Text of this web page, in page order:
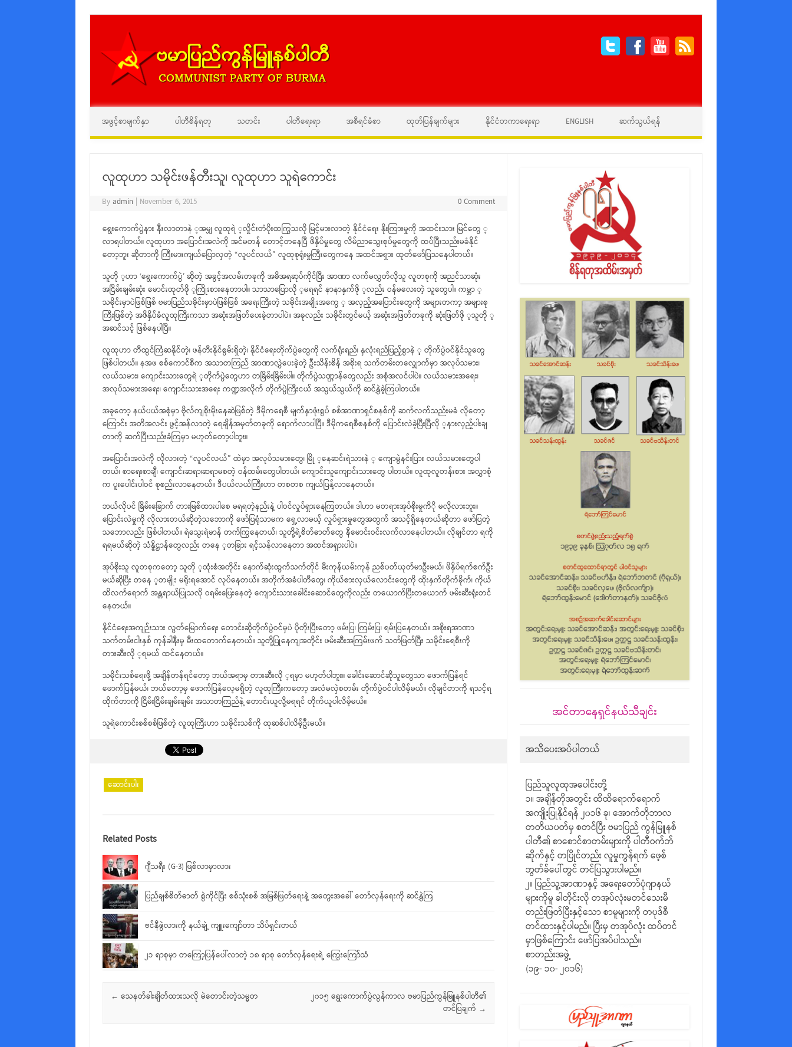
အဖွင့်စာမျက်နှာ ပါတီစိန်ရတု သတင်း ပါတီရေးရာ အစီရင်ခံစာ ထုတ်ပြန်ချက်များ နိုင်ငံတကာရေးရာ ENGLISH ဆက်သွယ်ရန်
လူထုဟာ သမိုင်းဖန်တီးသူ၊ လူထုဟာ သူရဲကောင်း
Byadmin November 6, 2015 0 Comment
ရွေးကောက်ပွဲနား နီးလာတာနဲ ့အမျှ လူထုရဲ ့လှိုင်းတံပိုးထကြွသလို မြင့်မားလာတဲ့ နိုင်ငံရေး နိုးကြားမှုကို အထင်းသား မြင်တွေ ့
လာရပါတယ်။ လူထုဟာ အပြောင်းအလဲကို အင်မတန် တောင့်တနေပြီ ဖိနှိပ်မှုတွေ လိမ်ညာသွေးစုပ်မှုတွေကို ထပ်ပြီးသည်းမခံနိုင်
တော့ဘူး ဆိုတာကို ကြီးမားကျယ်ပြောလှတဲ့ “လူပင်လယ်” လူထုစုရုံးမှုကြီးတွေကနေ အထင်အရှား ထုတ်ဖော်ပြသနေပါတယ်။
သူတို ့ဟာ ‘ရွေးကောက်ပွဲ’ ဆိုတဲ့ အခွင့်အလမ်းတခုကို အမိအရဆုပ်ကိုင်ပြီး အာဏာ လက်မလွှတ်လိုသူ လူတစုကို အညင်သာဆုံး
အငြိမ်းချမ်းဆုံး မောင်းထုတ်ဖို ့ကြိုးစားနေတာပါ။ သာသာပြောလို ့မရရင် နာနာနှက်ဖို ့လည်း ဝန်မလေးတဲ့ သူတွေပါ။ ကမ္ဘာ ့
သမိုင်းမှာပဲဖြစ်ဖြစ် ဗမာပြည်သမိုင်းမှာပဲဖြစ်ဖြစ် အရေးကြီးတဲ့ သမိုင်းအချိုးအကွေ ့ အလှည့်အပြောင်းတွေကို အများတကာ့ အများစု
ကြီးဖြစ်တဲ့ အဖိနှိပ်ခံလူထုကြီးကသာ အဆုံးအဖြတ်ပေးခဲ့တာပါပဲ။ အခုလည်း သမိုင်းတွင်မယ့် အဆုံးအဖြတ်တခုကို ဆုံးဖြတ်ဖို ့သူတို ့
အဆင်သင့် ဖြစ်နေပါပြီ။
လူထုဟာ တီထွင်ကြံဆနိုင်တဲ့၊ ဖန်တီးနိုင်စွမ်းရှိတဲ့၊ နိုင်ငံရေးတိုက်ပွဲတွေကို လက်ရုံးရည်၊ နှလုံးရည်ပြည့်စွာနဲ ့ တိုက်ပွဲဝင်နိုင်သူတွေ
ဖြစ်ပါတယ်။ နအဖ စစ်ကောင်စီက အသာတကြည် အာဏာလွှဲပေးခဲ့တဲ့ ဦးသိန်းစိန် အစိုးရ သက်တမ်းတလျှောက်မှာ အလုပ်သမား၊
လယ်သမား၊ ကျောင်းသားတွေရဲ ့တိုက်ပွဲတွေဟာ တခြိမ်းခြိမ်းပါ။ တိုက်ပွဲသဏ္ဌာန်တွေလည်း အစုံအလင်ပါပဲ။ လယ်သမားအရေး၊
အလုပ်သမားအရေး၊ ကျောင်းသားအရေး ကဏ္ဍအလိုက် တိုက်ပွဲကြီးငယ် အသွယ်သွယ်ကို ဆင်နွှဲခဲ့ကြပါတယ်။
အခုတော့ နယ်ပယ်အစုံမှာ ဗိုလ်ကျစိုးမိုးနေဆဲဖြစ်တဲ့ ဒီမိုကရေစီ မျက်နှာဖုံးစွပ် စစ်အာဏာရှင်စနစ်ကို ဆက်လက်သည်းမခံ လိုတော့
ကြောင်း အတိအလင်း ဖွင့်အန်လာတဲ့ ရေချိန်အမှတ်တခုကို ရောက်လာပါပြီ။ ဒီမိုကရေစီစနစ်ကို ပြောင်းလဲခဲ့ပြီးပြီလို ့နားလှည့်ပါးချ
တာကို ဆက်ပြီးသည်းခံကြမှာ မဟုတ်တော့ပါဘူး။
အပြောင်းအလဲကို လိုလားတဲ့ “လူပင်လယ်” ထဲမှာ အလုပ်သမားတွေ၊ မြို ့နေဆင်းရဲသားနဲ ့ ကျောမွဲနင်းပြား လယ်သမားတွေပါ
တယ်၊ စာရေးစာချီ၊ ကျောင်းဆရာ၊ဆရာမစတဲ့ ဝန်ထမ်းတွေပါတယ်၊ ကျောင်းသူကျောင်းသားတွေ ပါတယ်။ လူထုလူတန်းစား အလွှာစုံ
က ပူးပေါင်းပါဝင် စုစည်းလာနေတယ်။ ဒီပယ်လယ်ကြီးဟာ တစတစ ကျယ်ပြန့်လာနေတယ်။
ဘယ်လိုပင် ခြိမ်းခြောက် တားမြစ်ထားပါစေ မရရတဲ့နည်းနဲ့ ပါဝင်လှုပ်ရှားနေကြတယ်။ ဒါဟာ မတရားအုပ်စိုးမှုကိို မလိုလားဘူး။
ပြောင်းလဲမှုကို လိုလားတယ်ဆိုတဲ့သဘောကို ဖော်ပြရုံသာမက ရှေ့လာမယ့် လှုပ်ရှားမှုတွေအတွက် အသင့်ရှိနေတယ်ဆိုတာ ဖော်ပြတဲ့
သဘောလည်း ဖြစ်ပါတယ်။ ရဲသွေးရဲမာန် တက်ကြွနေတယ်၊ သူတို့ရဲ့စိတ်ဓာတ်တွေ နီမောင်းဝင်းလက်လာနေပါတယ်။ လိုချင်တာ ရကို
ရရမယ်ဆိုတဲ့ သံန္နိဌာန်တွေလည်း တနေ ့တခြား ရင့်သန်လာနေတာ အထင်အရှားပါပဲ။
အုပ်စိုးသူ လူတစုကတော့ သူတို ့ထုံးစံအတိုင်း နောက်ဆုံးထွက်သက်တိုင် မီးကုန်ယမ်းကုန် ညစ်ပတ်ယုတ်မာဦးမယ်၊ ဖိနှိပ်ရက်စက်ဦး
မယ်ဆိုပြီး တနေ ့တမျိုး မရိုးရအောင် လုပ်နေတယ်။ အတိုက်အခံပါတီတွေ၊ ကိုယ်စားလှယ်လောင်းတွေကို ထိုးနှက်တိုက်ခိုက်၊ ကိုယ်
ထိလက်ရောက် အန္တရာယ်ပြုသလို ဝရမ်းပြေးနေတဲ့ ကျောင်းသားခေါင်းဆောင်တွေကိုလည်း တယောက်ပြီးတယောက် ဖမ်းဆီးရုံးတင်
နေတယ်။
နိုင်ငံရေးအကျဉ်းသား လွတ်မြောက်ရေး တောင်းဆိုတိုက်ပွဲဝင်မှပဲ ပိုတိုးပြီးတော့ ဖမ်းပြ၊ ကြမ်းပြ၊ ရမ်းပြနေတယ်။ အစိုးရအာဏာ
သက်တမ်းငါးနှစ် ကုန်ခါနီးမှ မီးထတောက်နေတယ်။ သူတို့ပြုနေကျအတိုင်း ဖမ်းဆီးအကြမ်းဖက် သတ်ဖြတ်ပြီး သမိုင်းရေစီးကို
တားဆီးလို ့ရမယ် ထင်နေတယ်။
သမိုင်းသစ်ရေးဖို့ အချိန်တန်ရင်တော့ ဘယ်အရာမှ တားဆီးလို ့ရမှာ မဟုတ်ပါဘူး။ ခေါင်းဆောင်ဆိုသူတွေသာ ဖောက်ပြန်ရင်
ဖောက်ပြန်မယ်၊ ဘယ်တော့မှ ဖောက်ပြန်လေ့မရှိတဲ့ လူထုကြီးကတော့ အလံမလှဲစတမ်း တိုက်ပွဲဝင်ပါလိမ့်မယ်။ လိုချင်တာကို ရသင့်ရ
ထိုက်တာကို ငြိမ်းငြိမ်းချမ်းချမ်း အသာတကြည်နဲ ့တောင်းယူလို့မရရင် တိုက်ယူပါလိမ့်မယ်။
သူရဲကောင်းစစ်စစ်ဖြစ်တဲ့ လူထုကြီးဟာ သမိုင်းသစ်ကို ထုဆစ်ပါလိမ့်ဦးမယ်။
ဆောင်းပါး
Related Posts
ဂျီသရီး (G-3) ဖြစ်လာမှာလား
ပြည်ချစ်စိတ်ဓာတ် စွဲကိုင်ပြီး စစ်သုံးစစ် အမြစ်ဖြတ်ရေးနဲ့ အတွေးအခေါ် တော်လှန်ရေးကို ဆင်နွှဲကြ
ဗင်နီဇွဲလားကို နယ်ချဲ့ ကျူးကျော်တာ သိပ်ရှင်းတယ်
၂၁ ရာစုမှာ တကြော့ပြန်ပေါ်လာတဲ့ ၁၈ ရာစု တော်လှန်ရေးရဲ့ ကြွေးကြော်သံ
Post navigation
← သေနတ်ခါးချိတ်ထားသလို မဲတောင်းတဲ့သမ္မတ
၂၀၁၅ ရွေးကောက်ပွဲလွန်ကာလ ဗမာပြည်ကွန်မြူနစ်ပါတီ၏
တင်ပြချက် →
အင်တာနေရှင်နယ်သီချင်း
အသိပေးအပ်ပါတယ်
ပြည်သူလူထုအပေါင်းတို့
၁။ အချိန်တိုအတွင်း ထိထိရောက်ရောက်
အကျိုးပြုနိုင်ရန် ၂၀၁၆ ခု၊ အောက်တိုဘာလ
တတိယပတ်မှ စတင်ပြီး ဗမာပြည် ကွန်မြူနစ်
ပါတီ၏ စာစောင်စာတမ်းများကို ပါတီဝက်ဘ်
ဆိုက်နှင့် တပြိုင်တည်း လူမှုကွန်ရက် ဖေ့စ်
ဘွတ်ခ်ပေါ်တွင် တင်ပြသွားပါမည်။
၂။ ပြည်သူ့အာဏာနှင့် အရေးတော်ပုံဂျာနယ်
များကိုမူ ခါတိုင်းလို တအုပ်လုံးမတင်သေးမီ
တည်းဖြတ်ပြီးနှင့်သော စာမူများကို တပုဒ်စီ
တင်ထားနှင့်ပါမည်။ ပြီးမှ တအုပ်လုံး ထပ်တင်
မှာဖြစ်ကြောင်း ဖော်ပြအပ်ပါသည်။
စာတည်းအဖွဲ့
(၁၉- ၁၀- ၂၀၁၆)